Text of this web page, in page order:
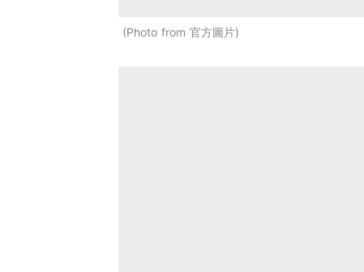
Photo from 官方圖片